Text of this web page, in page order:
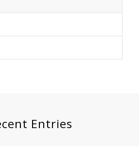
Entries